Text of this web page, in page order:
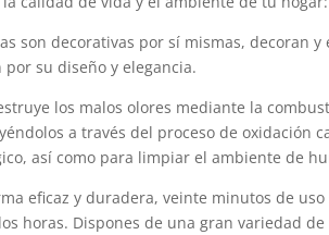
son decorativas por sí mismas, decoran
su diseño y elegancia.
los malos olores mediante la
a través del proceso de oxidación
así como para limpiar el ambiente de
eficaz y duradera, veinte minutos de
horas. Dispones de una gran variedad